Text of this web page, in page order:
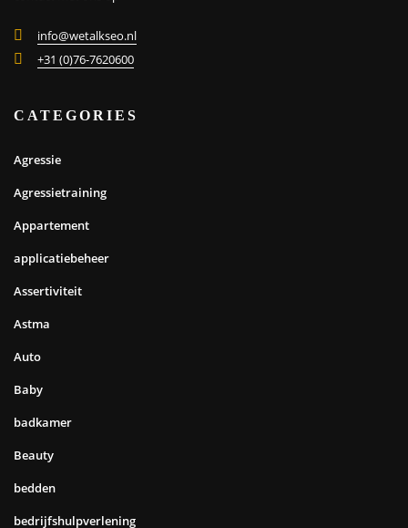
info@wetalkseo.nl
+31 (0)76-7620600
CATEGORIES
Agressie
Agressietraining
Appartement
applicatiebeheer
Assertiviteit
Astma
Auto
Baby
badkamer
Beauty
bedden
bedrijfshulpverlening